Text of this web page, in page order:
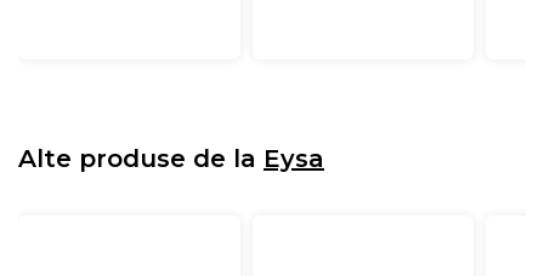
Alte produse de la Eysa